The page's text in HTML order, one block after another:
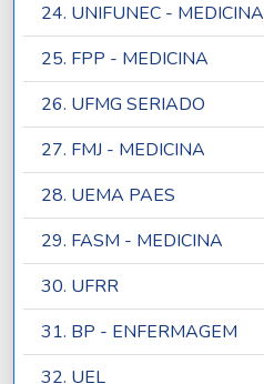
24. UNIFUNEC - MEDICINA
25. FPP - MEDICINA
26. UFMG SERIADO
27. FMJ - MEDICINA
28. UEMA PAES
29. FASM - MEDICINA
30. UFRR
31. BP - ENFERMAGEM
32. UEL